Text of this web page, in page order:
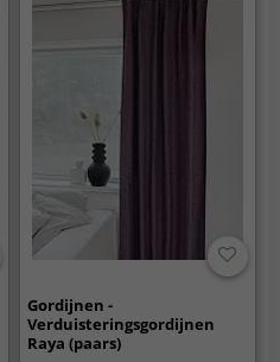
Gordijnen -
Verduisteringsgordijnen
Raya (paars)